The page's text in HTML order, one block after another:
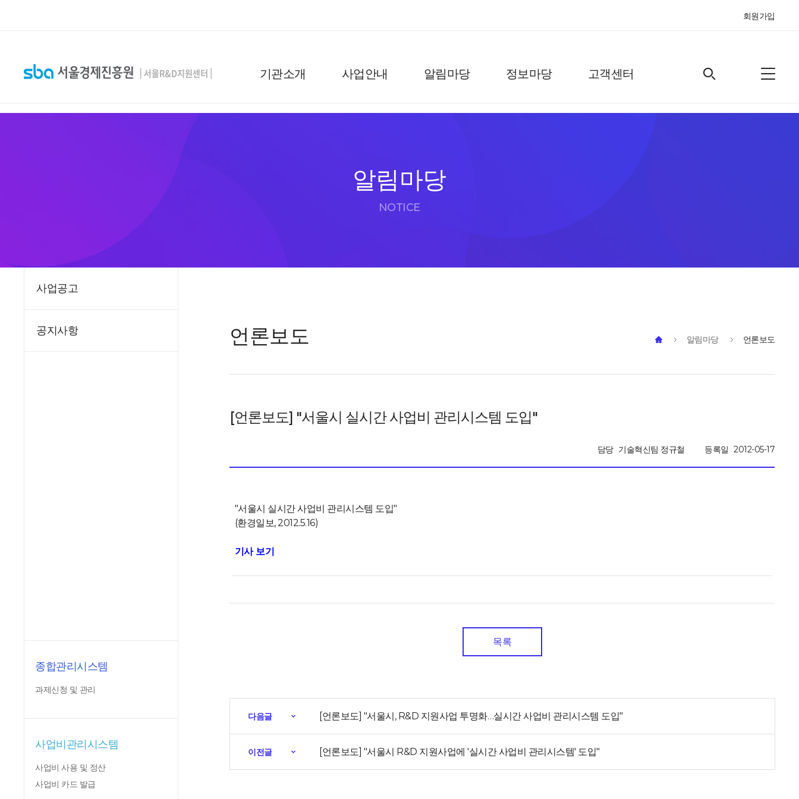
회원가입
기관소개 사업안내 알림마당 정보마당 고객센터
알림마당
NOTICE
사업공고
공지사항
종합관리시스템
과제신청 및 관리
사업비관리시스템
사업비 사용 및 정산
사업비 카드 발급
언론보도 알림마당 언론보도
[언론보도] "서울시 실시간 사업비 관리시스템 도입"
담당 기술혁신팀 정규철 등록일 2012-05-17
"서울시 실시간 사업비 관리시스템 도입"
(환경일보, 2012.5.16)
기사 보기
목록
다음글 [언론보도] "서울시, R&D 지원사업 투명화…실시간 사업비 관리시스템 도입"
이전글 [언론보도] "서울시 R&D 지원사업에 '실시간 사업비 관리시스템' 도입"